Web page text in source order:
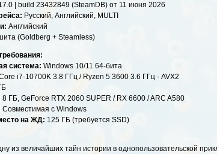
| build 23432849 (SteamDB) от 11 июня 2026
Русский, Английский, MULTI
Aнглийский
(Goldberg + Steamless)
система: Windows 10/11 64-бита
i7-10700K 3.8 ГГц / Ryzen 5 3600 3.6 ГГц - AVX2
8 ГБ, GeForce RTX 2060 SUPER / RX 6600 / ARC A580
Совместимая с Windows
на ЖД: 125 ГБ (требуется SSD)
из величайших тайн истории в однопользовательской